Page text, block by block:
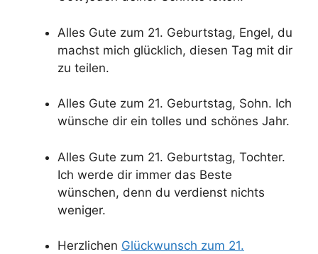
Alles Gute zum 21. Geburtstag, Engel, du
machst mich glücklich, diesen Tag mit dir
zu teilen.
Alles Gute zum 21. Geburtstag, Sohn. Ich
wünsche dir ein tolles und schönes Jahr.
Alles Gute zum 21. Geburtstag, Tochter.
Ich werde dir immer das Beste
wünschen, denn du verdienst nichts
weniger.
Herzlichen Glückwunsch zum 21.